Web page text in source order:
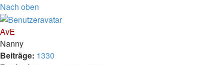
Nach oben
AvE
Nanny
Beiträge: 1330